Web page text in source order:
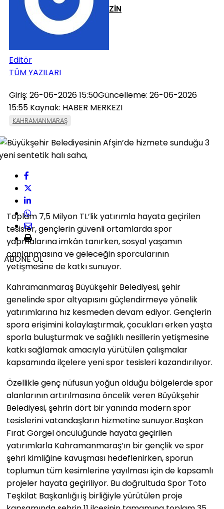
MAGAZİN
Editör
TÜM YAZILARI
Giriş: 26-06-2026 15:50Güncelleme: 26-06-2026
15:55 Kaynak: HABER MERKEZI
KAHRAMANMARAŞ
ABONE OL
Toplam 7,5 Milyon TL’lik yatırımla hayata geçirilen
tesisler, gençlerin güvenli ortamlarda spor
yapmalarına imkân tanırken, sosyal yaşamın
canlanmasına ve geleceğin sporcularının
yetişmesine de katkı sunuyor.
Kahramanmaraş Büyükşehir Belediyesi, şehir
genelinde spor altyapısını güçlendirmeye yönelik
yatırımlarına hız kesmeden devam ediyor. Gençlerin
spora erişimini kolaylaştırmak, çocukları erken yaşta
sporla buluşturmak ve sağlıklı nesillerin yetişmesine
katkı sağlamak amacıyla yürütülen çalışmalar
kapsamında ilçelere yeni spor tesisleri kazandırılıyor.
Özellikle genç nüfusun yoğun olduğu bölgelerde spor
alanlarının artırılmasına öncelik veren Büyükşehir
Belediyesi, şehrin dört bir yanında modern spor
tesislerini vatandaşların hizmetine sunuyor.Başkan
Fırat Görgel öncülüğünde hayata geçirilen
yatırımlarla Kahramanmaraş’ın bir gençlik ve spor
şehri kimliğine kavuşması hedeflenirken, sporun
toplumun tüm kesimlerine yayılması için de kapsamlı
projeler hayata geçiriliyor. Bu doğrultuda Spor Toto
Teşkilat Başkanlığı iş birliğiyle yürütülen proje